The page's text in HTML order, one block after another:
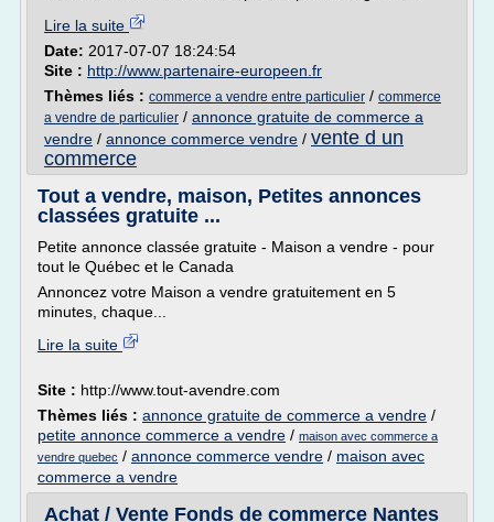
Lire la suite
Date: 2017-07-07 18:24:54
Site : http://www.partenaire-europeen.fr
Thèmes liés : commerce a vendre entre particulier / commerce
a vendre de particulier / annonce gratuite de commerce a
vendre / annonce commerce vendre / vente d un
commerce
Tout a vendre, maison, Petites annonces
classées gratuite ...
Petite annonce classée gratuite - Maison a vendre - pour
tout le Québec et le Canada
Annoncez votre Maison a vendre gratuitement en 5
minutes, chaque...
Lire la suite
Site : http://www.tout-avendre.com
Thèmes liés : annonce gratuite de commerce a vendre /
petite annonce commerce a vendre / maison avec commerce a
vendre quebec / annonce commerce vendre / maison avec
commerce a vendre
Achat / Vente Fonds de commerce Nantes